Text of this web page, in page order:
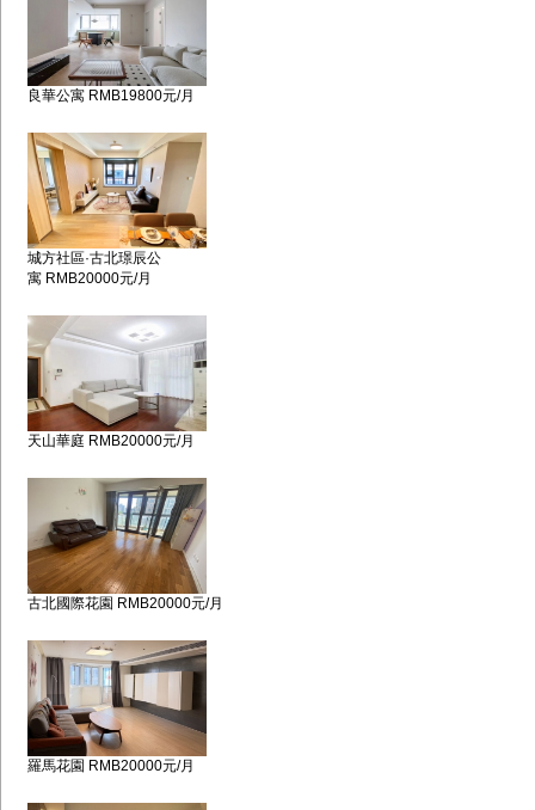
良華公寓 RMB19800元/月
城方社區·古北璟辰公
寓 RMB20000元/月
天山華庭 RMB20000元/月
古北國際花園 RMB20000元/月
羅馬花園 RMB20000元/月